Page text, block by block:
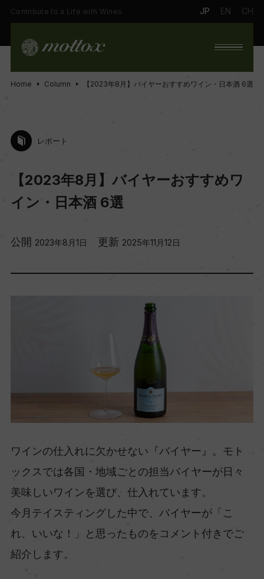
Contribute to a Life with Wines. JP EN CH
Home Column 【2023年8月】バイヤーおすすめワイン・日本酒 6選
レポート
【2023年8月】バイヤーおすすめワ
イン・日本酒 6選
公開 2023年8月1日 更新 2025年11月12日
ワインの仕入れに欠かせない『バイヤー』。モト
ックスでは各国・地域ごとの担当バイヤーが日々
美味しいワインを選び、仕入れています。
今月テイスティングした中で、バイヤーが「こ
れ、いいな！」と思ったものをコメント付きでご
紹介します。